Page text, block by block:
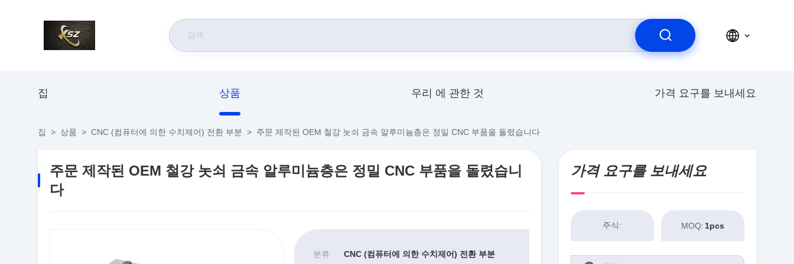
집 상품 우리 에 관한 것 가격 요구를 보내세요
집 > 상품 > CNC (컴퓨터에 의한 수치제어) 전환 부분 > 주문 제작된 OEM 철강 놋쇠 금속 알루미늄층은 정밀 CNC 부품을 돌렸습니다
주문 제작된 OEM 철강 놋쇠 금속 알루미늄층은 정밀 CNC 부품을 돌렸습니
다
분류: CNC (컴퓨터에 의한 수치제어) 전환 부분
가격 요구를 보내세요
주식: MOQ: 1pcs